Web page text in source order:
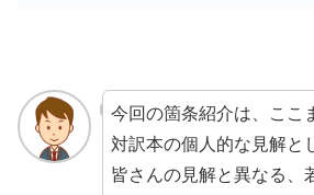
今回の箇条紹介は、ここ
対訳本の個人的な見解と
皆さんの見解と異なる、